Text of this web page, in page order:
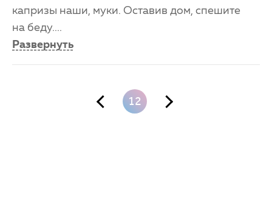
капризы наши, муки. Оставив дом, спешите
на беду....
Развернуть
12